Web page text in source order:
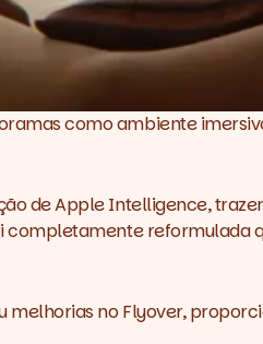
como ambiente
de Apple Intelligence,
completamente reformulada
melhorias no Flyover,